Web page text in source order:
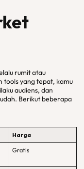
rumit atau
tools yang tepat, kamu
audiens, dan
Berikut beberapa
Harga
Gratis